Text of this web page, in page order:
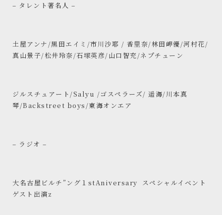
– タレント著名人 –
土屋アンナ/黒田エイミ/市川沙耶 / 香里奈/林田岬優/河村花/
真山景子/松井玲奈/石塚英彦/山口智充/ネプチューン
ジルスチュアート/Salyu /ゴスペラーズ/ 遥海/川本真
琴/Backstreet boys/東海オンエア
– ラジオ –
大名古屋ビルチ”ング１stAniversary スペシャルイベント
ゲスト出演z